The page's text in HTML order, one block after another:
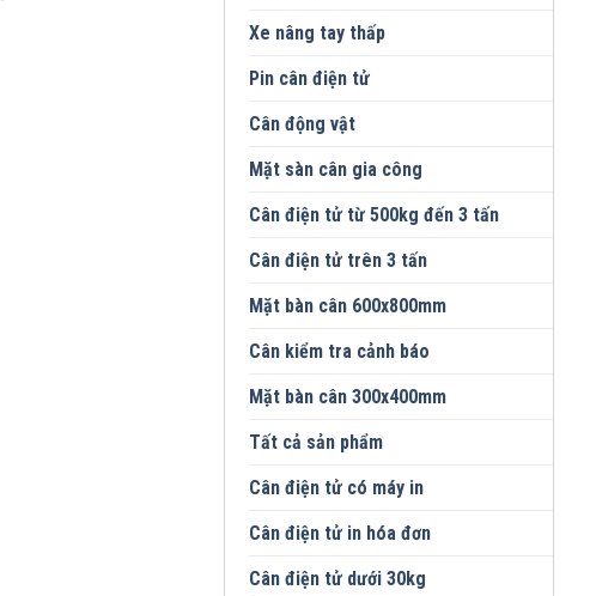
Xe nâng tay thấp
Pin cân điện tử
Cân động vật
Mặt sàn cân gia công
Cân điện tử từ 500kg đến 3 tấn
Cân điện tử trên 3 tấn
Mặt bàn cân 600x800mm
Cân kiểm tra cảnh báo
Mặt bàn cân 300x400mm
Tất cả sản phẩm
Cân điện tử có máy in
Cân điện tử in hóa đơn
Cân điện tử dưới 30kg